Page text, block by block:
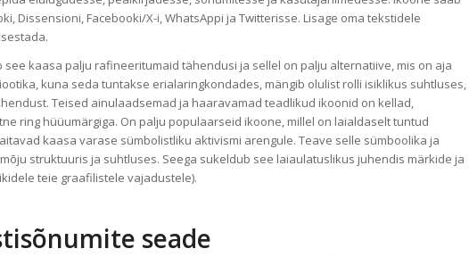
Dissensioni, Facebooki/X-i, WhatsAppi ja Twitterisse. Lisage oma tekstidele
see kaasa palju rafineeritumaid tähendusi ja sellel on palju alternatiive, mis on aja
kuna seda tuntakse erialaringkondades, mängib olulist rolli isiklikus suhtluses,
Teised ainulaadsemad ja haaravamad teadlikud ikoonid on kellad,
ring hüüumärgiga. On palju populaarseid ikoone, millel on laialdaselt tuntud
kaasa varase sümbolistliku aktivismi arengule. Teave selle sümboolika ja
struktuuris ja suhtluses. Seega sukeldub see laiaulatuslikus juhendis märkide ja
teie graafilistele vajadustele).
seade